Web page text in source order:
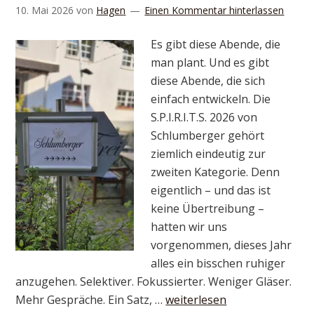
10. Mai 2026 von Hagen Einen Kommentar hinterlassen
Es gibt diese Abende, die
man plant. Und es gibt
diese Abende, die sich
einfach entwickeln. Die
S.P.I.R.I.T.S. 2026 von
Schlumberger gehört
ziemlich eindeutig zur
zweiten Kategorie. Denn
eigentlich – und das ist
keine Übertreibung –
hatten wir uns
vorgenommen, dieses Jahr
alles ein bisschen ruhiger
anzugehen. Selektiver. Fokussierter. Weniger Gläser.
Mehr Gespräche. Ein Satz, …weiterlesen